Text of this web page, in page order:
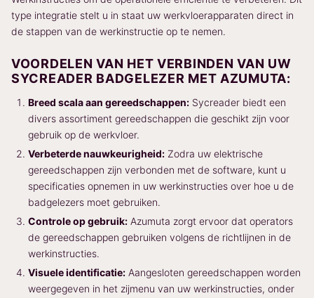
type integratie stelt u in staat uw werkvloerapparaten direct in
de stappen van de werkinstructie op te nemen.
VOORDELEN VAN HET VERBINDEN VAN UW
SYCREADER BADGELEZER MET AZUMUTA:
Breed scala aan gereedschappen: Sycreader biedt een
divers assortiment gereedschappen die geschikt zijn voor
gebruik op de werkvloer.
Verbeterde nauwkeurigheid: Zodra uw elektrische
gereedschappen zijn verbonden met de software, kunt u
specificaties opnemen in uw werkinstructies over hoe u de
badgelezers moet gebruiken.
Controle op gebruik: Azumuta zorgt ervoor dat operators
de gereedschappen gebruiken volgens de richtlijnen in de
werkinstructies.
Visuele identificatie: Aangesloten gereedschappen worden
weergegeven in het zijmenu van uw werkinstructies, onder